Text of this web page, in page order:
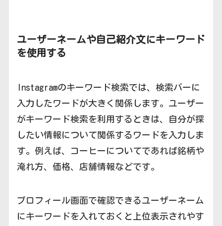
ユーザーネームや自己紹介文にキーワード
を使用する
Instagramのキーワード検索では、検索バーに
入力したワードが大きく関係します。ユーザー
がキーワード検索を利用するときは、自分が探
したい情報について関係するワードを入力しま
す。例えば、コーヒーについてであれば銘柄や
淹れ方、価格、店舗情報などです。
プロフィール画面で確認できるユーザーネーム
にキーワードを入れておくと上位表示されやす